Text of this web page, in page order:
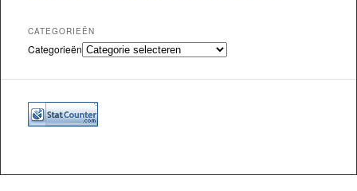
CATEGORIEËN
Categorieën